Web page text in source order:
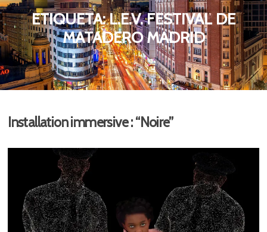
ETIQUETA:L.E.V. FESTIVAL DE
MATADERO MADRID
Installation immersive : “Noire”